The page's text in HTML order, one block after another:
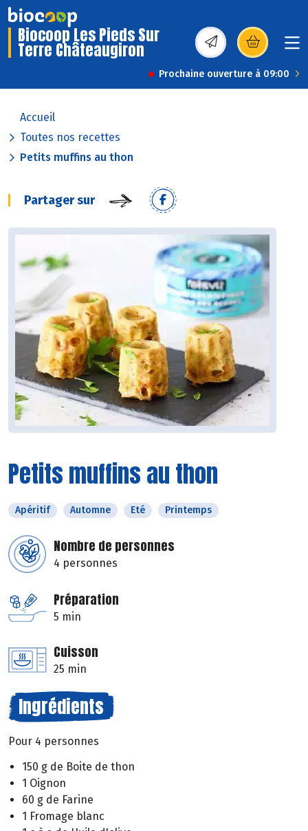
Biocoop Les Pieds Sur
Terre Châteaugiron (s’ouvre dans une
Prochaine ouverture à 09:00
Accueil
Toutes nos recettes
Petits muffins au thon
Partager sur
Petits muffins au thon
Apéritif Automne Eté Printemps
Nombre de personnes
4 personnes
Préparation
5 min
Cuisson
25 min
Ingrédients
Pour 4 personnes
150 g de Boite de thon
1 Oignon
60 g de Farine
1 Fromage blanc